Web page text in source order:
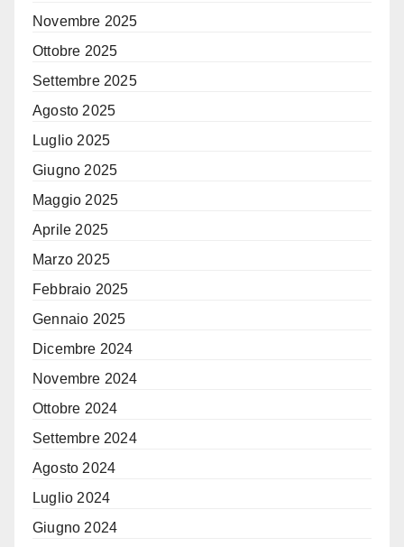
Novembre 2025
Ottobre 2025
Settembre 2025
Agosto 2025
Luglio 2025
Giugno 2025
Maggio 2025
Aprile 2025
Marzo 2025
Febbraio 2025
Gennaio 2025
Dicembre 2024
Novembre 2024
Ottobre 2024
Settembre 2024
Agosto 2024
Luglio 2024
Giugno 2024